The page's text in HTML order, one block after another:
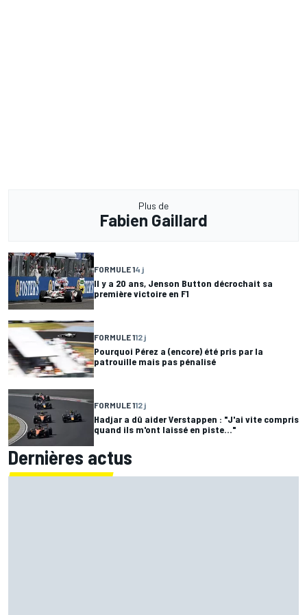
Plus de
Fabien Gaillard
FORMULE 14 j
Il y a 20 ans, Jenson Button décrochait sa
première victoire en F1
FORMULE 112 j
Pourquoi Pérez a (encore) été pris par la
patrouille mais pas pénalisé
FORMULE 112 j
Hadjar a dû aider Verstappen : "J'ai vite compris
quand ils m'ont laissé en piste..."
Dernières actus